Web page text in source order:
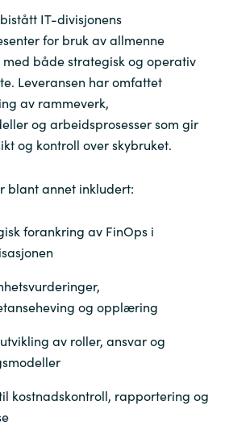
IT-divisjonens
for bruk av allmenne
med både strategisk og operativ
Leveransen har omfattet
av rammeverk,
og arbeidsprosesser som gir
og kontroll over skybruket.
blant annet inkludert:
forankring av FinOps i
og opplæring
av roller, ansvar og
kostnadskontroll, rapportering og